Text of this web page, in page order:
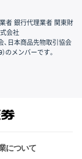
者 銀行代理業者 関東財
会社
、日本商品先物取引協会
のメンバーです。
について